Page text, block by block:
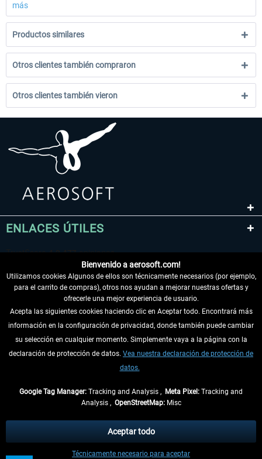
más
Productos similares
Otros clientes también compraron
Otros clientes también vieron
ENLACES ÚTILES
DESISTIR DEL CONTRATO
INFORMACIÓN
tasas de recepción si no se describe lo contrario
** De aplicación a envíos dentro de Alemania. Los plazos de envío para los
Bienvenido a aerosoft.com!
Utilizamos cookies Algunos de ellos son técnicamente necesarios (por ejemplo,
para el carrito de compras), otros nos ayudan a mejorar nuestras ofertas y
ofrecerle una mejor experiencia de usuario.
Acepta las siguientes cookies haciendo clic en Aceptar todo. Encontrará más
información en la configuración de privacidad, donde también puede cambiar
su selección en cualquier momento. Simplemente vaya a la página con la
declaración de protección de datos. Vea nuestra declaración de protección de
datos.
Google Tag Manager: Tracking and Analysis , Meta Pixel: Tracking and
Analysis , OpenStreetMap:Misc
Técnicamente necesario para aceptar
Aceptar todo